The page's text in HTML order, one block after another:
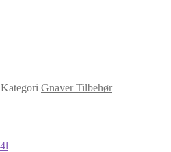
Kategori Gnaver Tilbehør